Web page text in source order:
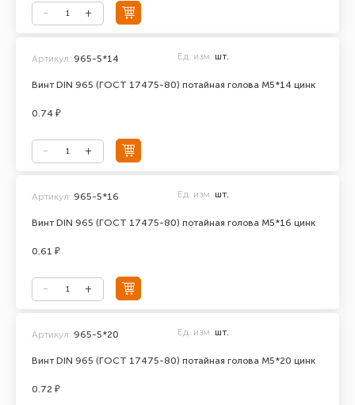
Винт DIN 965 (ГОСТ 17475-80) потайная голова М5*14 цинк
Артикул: 965-5*14 Ед. изм. шт.
0.74 ₽
Винт DIN 965 (ГОСТ 17475-80) потайная голова М5*16 цинк
Артикул: 965-5*16 Ед. изм. шт.
0.61 ₽
Винт DIN 965 (ГОСТ 17475-80) потайная голова М5*20 цинк
Артикул: 965-5*20 Ед. изм. шт.
0.72 ₽